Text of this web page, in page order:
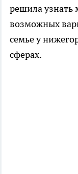
решила узнать
возможных
семье у
сферах.